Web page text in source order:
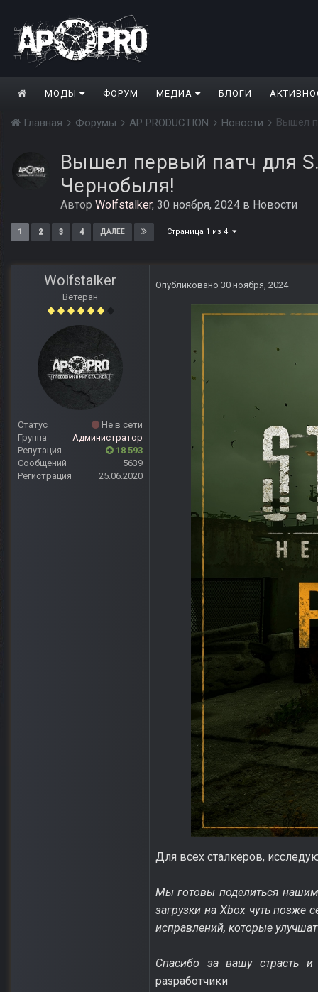
МОДЫ ФОРУМ МЕДИА БЛОГИ
Главная Форумы AP PRODUCTION Новости Вышел
Вышел первый патч для
Чернобыля!
Автор Wolfstalker, 30 ноября, 2024 в Новости
1 2 3 4 ДАЛЕЕ Страница 1 из 4
Wolfstalker
Ветеран
Статус
Не в сети
Группа
Администратор
Репутация
18 593
Сообщений
5639
Регистрация
25.06.2020
Опубликовано 30 ноября, 2024
Для всех сталкеров,
Мы готовы поделиться
загрузки на Xbox чуть
исправлений, которые
Спасибо за вашу страсть
разработчики